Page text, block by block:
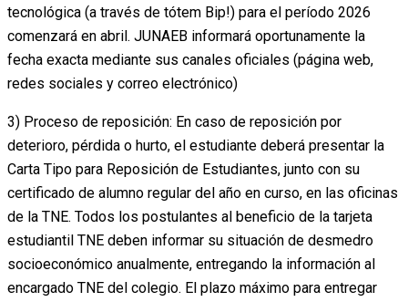
tecnológica (a través de tótem Bip!) para el período 2026
comenzará en abril. JUNAEB informará oportunamente la
fecha exacta mediante sus canales oficiales (página web,
redes sociales y correo electrónico)
3) Proceso de reposición: En caso de reposición por
deterioro, pérdida o hurto, el estudiante deberá presentar la
Carta Tipo para Reposición de Estudiantes, junto con su
certificado de alumno regular del año en curso, en las oficinas
de la TNE. Todos los postulantes al beneficio de la tarjeta
estudiantil TNE deben informar su situación de desmedro
socioeconómico anualmente, entregando la información al
encargado TNE del colegio. El plazo máximo para entregar